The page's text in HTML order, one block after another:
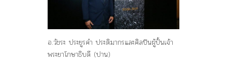
อ.วัชระ ประยูรคำ ประติมากรและศิลปินผู้ปั้นเจ้า
พระยาโกษาธิบดี (ปาน)